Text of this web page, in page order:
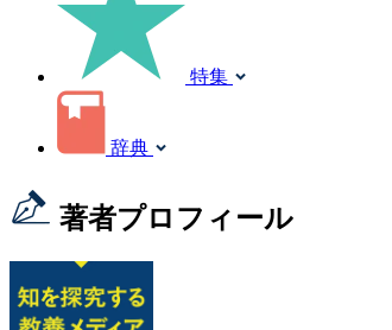
特集
辞典
著者プロフィール